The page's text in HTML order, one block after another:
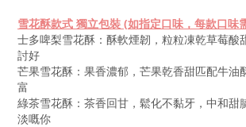
雪花酥款式 獨立包裝 (如指定口味，每款口味
士多啤梨雪花酥：酥軟煙韌，粒粒凍乾草莓酸
討好
芒果雪花酥：果香濃郁，芒果乾香甜匹配牛油
富
綠茶雪花酥：茶香回甘，鬆化不黏牙，中和甜
淡嘅你